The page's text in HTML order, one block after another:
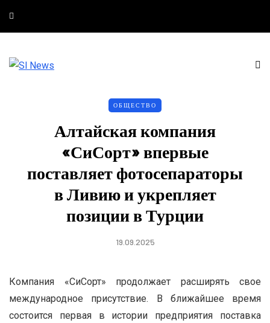
ОБЩЕСТВО
Алтайская компания
«СиСорт» впервые
поставляет фотосепараторы
в Ливию и укрепляет
позиции в Турции
19.09.2025
Компания «СиСорт» продолжает расширять свое
международное присутствие. В ближайшее время
состоится первая в истории предприятия поставка